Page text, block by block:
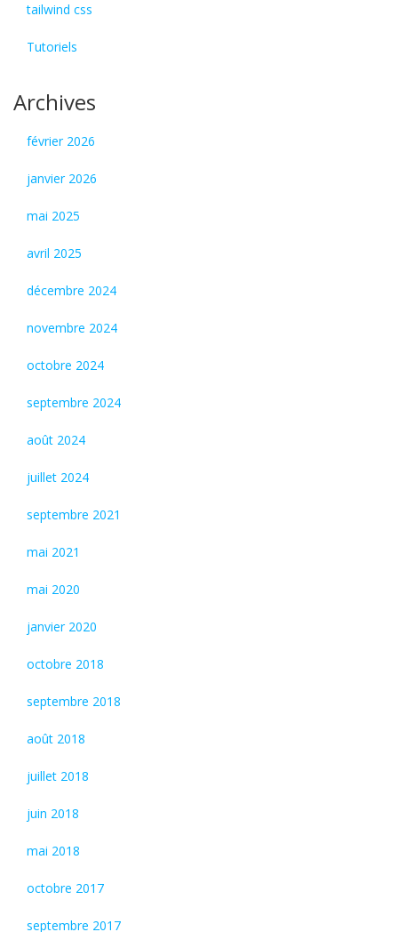
tailwind css
Tutoriels
Archives
février 2026
janvier 2026
mai 2025
avril 2025
décembre 2024
novembre 2024
octobre 2024
septembre 2024
août 2024
juillet 2024
septembre 2021
mai 2021
mai 2020
janvier 2020
octobre 2018
septembre 2018
août 2018
juillet 2018
juin 2018
mai 2018
octobre 2017
septembre 2017